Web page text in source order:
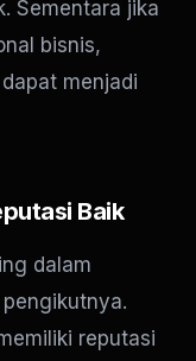
Sementara jika
bisnis,
menjadi
Baik
dalam
reputasi